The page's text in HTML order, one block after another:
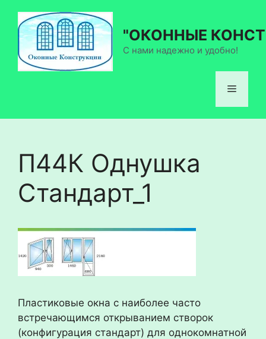
содержимому
"ОКОННЫЕ
С нами надежно и удобно!
Меню
П44К Однушка
Стандарт_1
Пластиковые окна с наиболее часто
встречающимся открыванием створок
(конфигурация стандарт) для однокомнатной